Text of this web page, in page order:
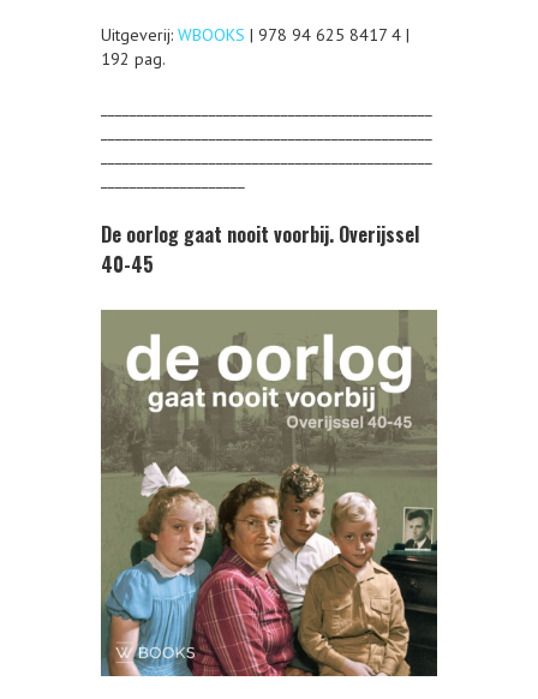
Uitgeverij: WBOOKS | 978 94 625 8417 4 |
192 pag.
De oorlog gaat nooit voorbij. Overijssel
40-45